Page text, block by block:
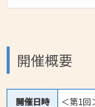
開催概要
開催日時
＜第1回